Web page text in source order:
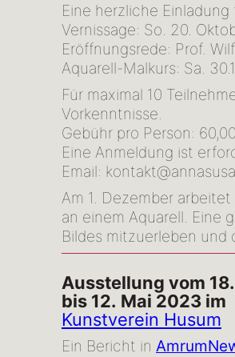
Eine herzliche
Vernissage: So. 20.
Eröffnungsrede: Prof.
Aquarell-Malkurs: Sa.
Für maximal 10
Vorkenntnisse.
Gebühr pro Person:
Eine Anmeldung ist
Email:
Am 1. Dezember
an einem Aquarell. Eine
Bildes mitzuerleben
Ausstellung vom
bis 12. Mai 2023 im
Kunstverein Husum
Ein Bericht in